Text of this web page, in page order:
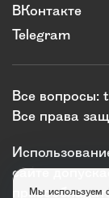
ВКонтакте
Telegram
Все вопросы:
Все права
сайте
Мы используем